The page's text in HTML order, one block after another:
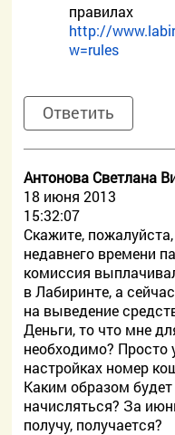
правилах
http://
w=rules
Ответить
Антонова Светлана
18 июня 2013
15:32:07
Скажите,
недавнего времени
комиссия
в Лабиринте, а
на выведение
Деньги, то что мне
необходимо? Просто
настройках номер
Каким образом
начисляться? За
получу, получается?